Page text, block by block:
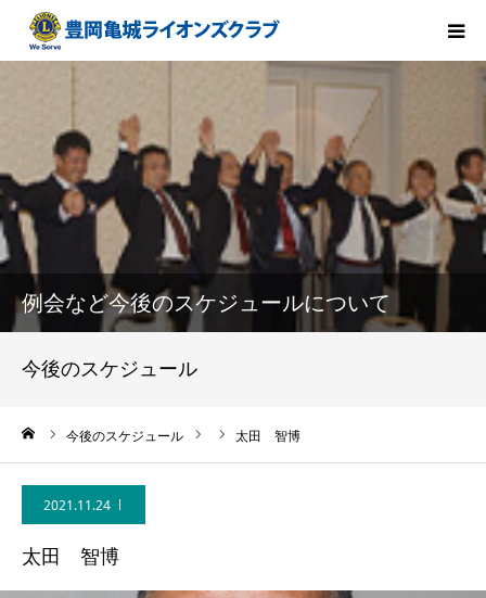
例会など今後のスケジュールについて
今後のスケジュール
今後のスケジュール 太田 智博
2021.11.24
太田 智博
会長方針
ライオンズクラブとは
クラブ紹介
活動報告
例会
お問い合わせ